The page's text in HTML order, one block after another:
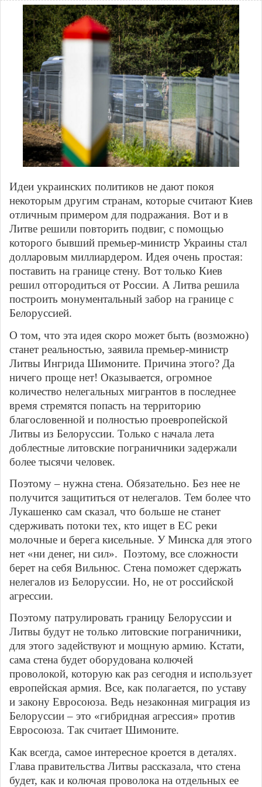
Идеи украинских политиков не дают покоя
некоторым другим странам, которые считают Киев
отличным примером для подражания. Вот и в
Литве решили повторить подвиг, с помощью
которого бывший премьер-министр Украины стал
долларовым миллиардером. Идея очень простая:
поставить на границе стену. Вот только Киев
решил отгородиться от России. А Литва решила
построить монументальный забор на границе с
Белоруссией.
О том, что эта идея скоро может быть (возможно)
станет реальностью, заявила премьер-министр
Литвы Ингрида Шимоните. Причина этого? Да
ничего проще нет! Оказывается, огромное
количество нелегальных мигрантов в последнее
время стремятся попасть на территорию
благословенной и полностью проевропейской
Литвы из Белоруссии. Только с начала лета
доблестные литовские пограничники задержали
более тысячи человек.
Поэтому – нужна стена. Обязательно. Без нее не
получится защититься от нелегалов. Тем более что
Лукашенко сам сказал, что больше не станет
сдерживать потоки тех, кто ищет в ЕС реки
молочные и берега кисельные. У Минска для этого
нет «ни денег, ни сил». Поэтому, все сложности
берет на себя Вильнюс. Стена поможет сдержать
нелегалов из Белоруссии. Но, не от российской
агрессии.
Поэтому патрулировать границу Белоруссии и
Литвы будут не только литовские пограничники,
для этого задействуют и мощную армию. Кстати,
сама стена будет оборудована колючей
проволокой, которую как раз сегодня и использует
европейская армия. Все, как полагается, по уставу
и закону Евросоюза. Ведь незаконная миграция из
Белоруссии – это «гибридная агрессия» против
Евросоюза. Так считает Шимоните.
Как всегда, самое интересное кроется в деталях.
Глава правительства Литвы рассказала, что стена
будет, как и колючая проволока на отдельных ее